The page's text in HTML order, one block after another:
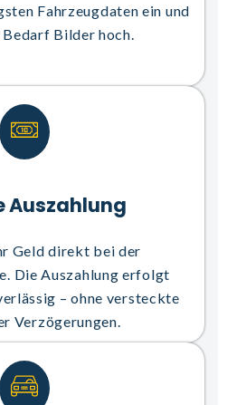
Fahrzeugdaten ein und
Bilder hoch.
Auszahlung
Geld direkt bei der
Die Auszahlung erfolgt
– ohne versteckte
Verzögerungen.